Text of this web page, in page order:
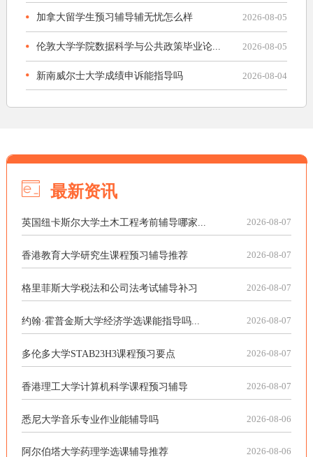
加拿大留学生预习辅导辅无忧怎么样 2026-08-05
伦敦大学学院数据科学与公共政策毕业论... 2026-08-05
新南威尔士大学成绩申诉能指导吗 2026-08-04
最新资讯
英国纽卡斯尔大学土木工程考前辅导哪家... 2026-08-07
香港教育大学研究生课程预习辅导推荐 2026-08-07
格里菲斯大学税法和公司法考试辅导补习 2026-08-07
约翰·霍普金斯大学经济学选课能指导吗... 2026-08-07
多伦多大学STAB23H3课程预习要点 2026-08-07
香港理工大学计算机科学课程预习辅导 2026-08-07
悉尼大学音乐专业作业能辅导吗 2026-08-06
阿尔伯塔大学药理学选课辅导推荐 2026-08-06